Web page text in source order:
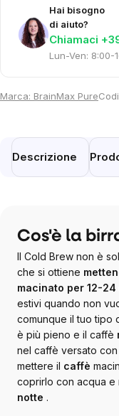
Hai bisogno
di aiuto?
Chiamaci
Lun-Ven: 8:00-
Marca: BrainMax Pure
Descrizione
Cos'è la
Il Cold Brew non è
che si ottiene
macinato per 12-24
estivi quando non
comunque il tuo tipo
è più pieno e il caffè
nel caffè versato con
mettere il caffè
coprirlo con acqua e
notte .